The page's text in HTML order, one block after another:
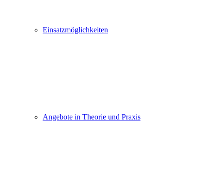
Einsatzmöglichkeiten
Angebote in Theorie und Praxis